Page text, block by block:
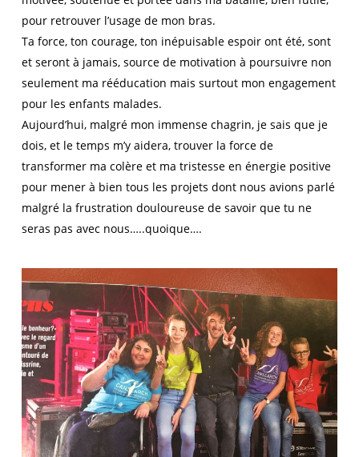
pour retrouver l’usage de mon bras.
Ta force, ton courage, ton inépuisable espoir ont été, sont
et seront à jamais, source de motivation à poursuivre non
seulement ma rééducation mais surtout mon engagement
pour les enfants malades.
Aujourd’hui, malgré mon immense chagrin, je sais que je
dois, et le temps m’y aidera, trouver la force de
transformer ma colère et ma tristesse en énergie positive
pour mener à bien tous les projets dont nous avions parlé
malgré la frustration douloureuse de savoir que tu ne
seras pas avec nous…..quoique….